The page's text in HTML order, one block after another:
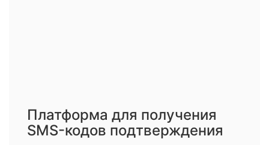
Платформа для получения
SMS-кодов подтверждения